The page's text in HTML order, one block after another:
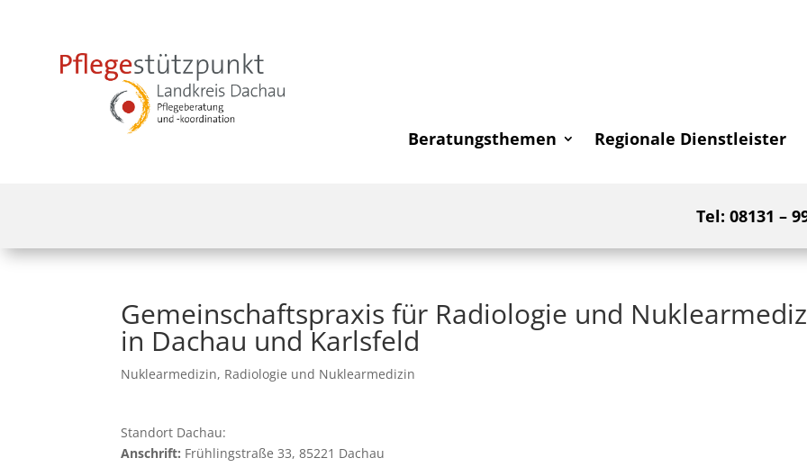
Beratungsthemen Regionale Dienstleister
Tel: 08131 –
Gemeinschaftspraxis für Radiologie und
in Dachau und Karlsfeld
Nuklearmedizin, Radiologie und Nuklearmedizin
Standort Dachau:
Anschrift: Frühlingstraße 33, 85221 Dachau